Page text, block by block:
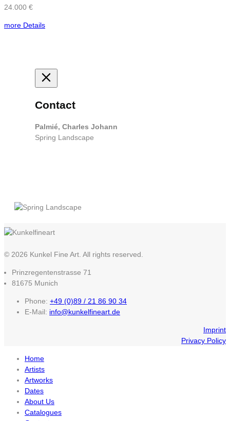
24.000 €
more Details
Contact
Palmié, Charles Johann
Spring Landscape
© 2026 Kunkel Fine Art. All rights reserved.
Prinzregentenstrasse 71
81675 Munich
Phone: +49 (0)89 / 21 86 90 34
E-Mail: info@kunkelfineart.de
Imprint
Privacy Policy
Home
Artists
Artworks
Dates
About Us
Catalogues